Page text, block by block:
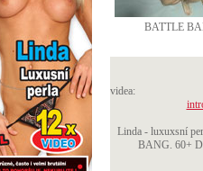
BATTLE
videa:
Linda - luxuxsní
BANG. 60+